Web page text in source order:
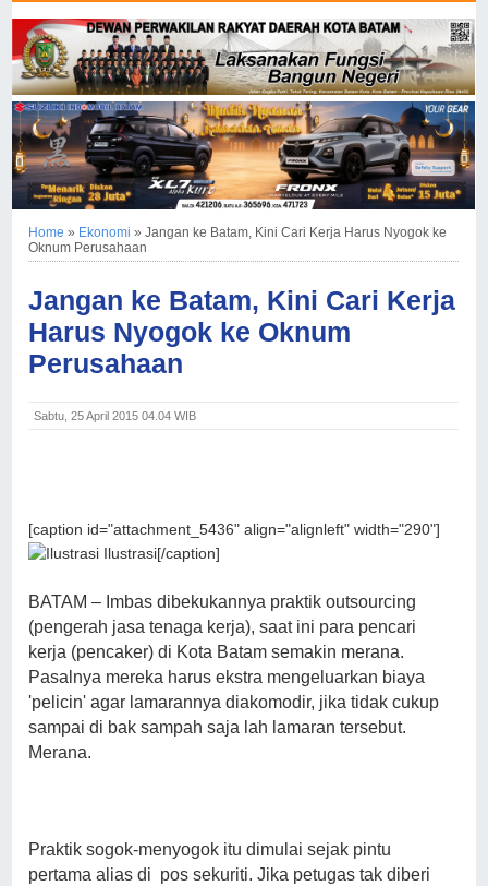
Home » Ekonomi »Jangan ke Batam, Kini Cari Kerja Harus Nyogok ke
Oknum Perusahaan
Jangan ke Batam, Kini Cari Kerja
Harus Nyogok ke Oknum
Perusahaan
Sabtu, 25 April 2015 04.04 WIB
[caption id="attachment_5436" align="alignleft" width="290"]
Ilustrasi[/caption]
BATAM – Imbas dibekukannya praktik outsourcing
(pengerah jasa tenaga kerja), saat ini para pencari
kerja (pencaker) di Kota Batam semakin merana.
Pasalnya mereka harus ekstra mengeluarkan biaya
'pelicin' agar lamarannya diakomodir, jika tidak cukup
sampai di bak sampah saja lah lamaran tersebut.
Merana.
Praktik sogok-menyogok itu dimulai sejak pintu
pertama alias di pos sekuriti. Jika petugas tak diberi